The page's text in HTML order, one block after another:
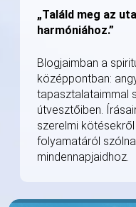
„Találd meg az
harmóniához.”
Blogjaimban a
középpontban:
tapasztalataimmal
útvesztőiben.
szerelmi
folyamatáról
mindennapjaidhoz.